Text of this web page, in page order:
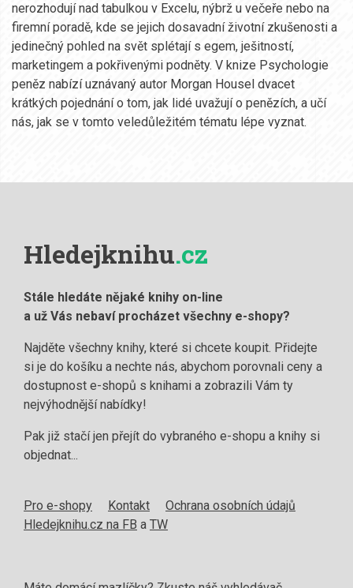
nerozhodují nad tabulkou v Excelu, nýbrž u večeře nebo na
firemní poradě, kde se jejich dosavadní životní zkušenosti a
jedinečný pohled na svět splétají s egem, ješitností,
marketingem a pokřivenými podněty. V knize Psychologie
peněz nabízí uznávaný autor Morgan Housel dvacet
krátkých pojednání o tom, jak lidé uvažují o penězích, a učí
nás, jak se v tomto veledůležitém tématu lépe vyznat.
Hledejknihu.cz
Stále hledáte nějaké knihy on-line
a už Vás nebaví procházet všechny e-shopy?
Najděte všechny knihy, které si chcete koupit. Přidejte
si je do košíku a nechte nás, abychom porovnali ceny a
dostupnost e-shopů s knihami a zobrazili Vám ty
nejvýhodnější nabídky!
Pak již stačí jen přejít do vybraného e-shopu a knihy si
objednat...
Pro e-shopy Kontakt
Ochrana osobních údajů
Hledejknihu.cz na FB a TW